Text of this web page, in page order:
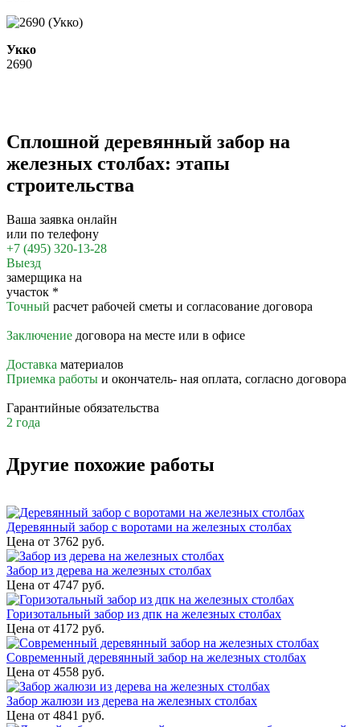
Укко
2690
Сплошной деревянный забор на
железных столбах: этапы
строительства
Ваша заявка онлайн
или по телефону
+7 (495) 320-13-28
Выезд
замерщика на
участок *
Точный расчет рабочей сметы и согласование договора
Заключение договора на месте или в офисе
Доставка материалов
Приемка работы и окончатель- ная оплата, согласно договора
Гарантийные обязательства
2 года
Другие похожие работы
Деревянный забор с воротами на железных столбах
Цена от 3762 руб.
Забор из дерева на железных столбах
Цена от 4747 руб.
Горизотальный забор из дпк на железных столбах
Цена от 4172 руб.
Современный деревянный забор на железных столбах
Цена от 4558 руб.
Забор жалюзи из дерева на железных столбах
Цена от 4841 руб.